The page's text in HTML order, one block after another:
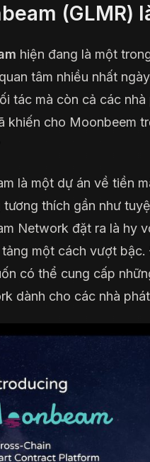
(GLMR)
hiện đang là một
tâm nhiều nhất
tác mà còn cả các
khiến cho Moonbeem
là một dự án về tiền
tương thích gần như
Network đặt ra là hy
một cách vượt
có thể cung cấp
dành cho các nhà